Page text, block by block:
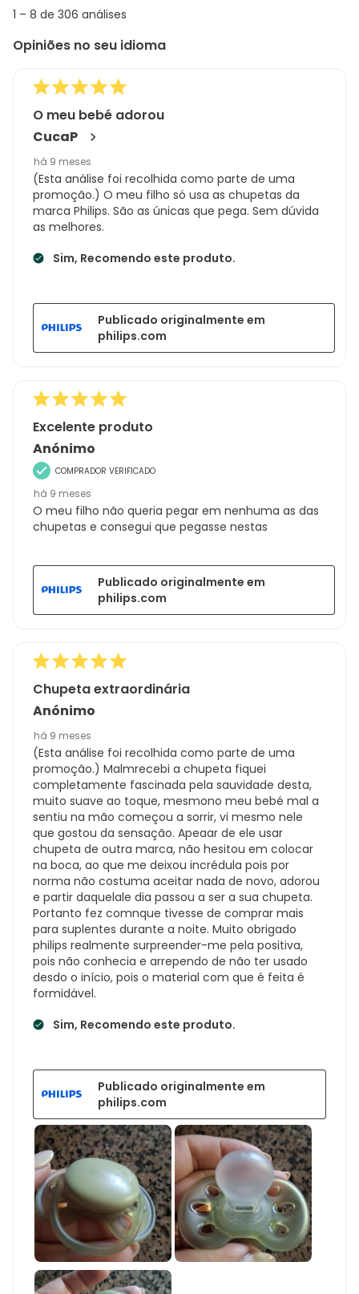
1
8
306
análises
1 – 8 de 306 análises
Opiniões no seu idioma
O meu bebé adorou
CucaP
há 9 meses
(Esta análise foi recolhida como parte de uma
promoção.) O meu filho só usa as chupetas da
marca Philips. São as únicas que pega. Sem dúvida
as melhores.
Sim, Recomendo este produto.
Publicado originalmente em
philips.com
Excelente produto
Anónimo
COMPRADOR VERIFICADO
há 9 meses
O meu filho não queria pegar em nenhuma as das
chupetas e consegui que pegasse nestas
Publicado originalmente em
philips.com
Chupeta extraordinária
Anónimo
há 9 meses
(Esta análise foi recolhida como parte de uma
promoção.) Malmrecebi a chupeta fiquei
completamente fascinada pela sauvidade desta,
muito suave ao toque, mesmono meu bebé mal a
sentiu na mão começou a sorrir, vi mesmo nele
que gostou da sensação. Apeaar de ele usar
chupeta de outra marca, não hesitou em colocar
na boca, ao que me deixou incrédula pois por
norma não costuma aceitar nada de novo, adorou
e partir daquelale dia passou a ser a sua chupeta.
Portanto fez comnque tivesse de comprar mais
para suplentes durante a noite. Muito obrigado
philips realmente surpreender-me pela positiva,
pois não conhecia e arrependo de não ter usado
desdo o início, pois o material com que é feita é
formidável.
Sim, Recomendo este produto.
Publicado originalmente em
philips.com